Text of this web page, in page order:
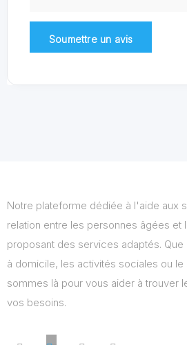
Notre plateforme dédiée à l'aide aux
relation entre les personnes âgées et
proposant des services adaptés.
à domicile, les activités sociales ou
sommes là pour vous aider à trouver
vos besoins.